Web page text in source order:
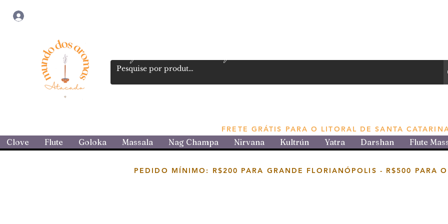
Clove Flute Goloka Massala Nag Champa Nirvana Kultrún Yatra Darshan Flute
FRETE GRÁTIS PARA O LITORAL DE SANTA
PEDIDO MÍNIMO: R$200 PARA GRANDE FLORIANÓPOLIS - R$500 PARA